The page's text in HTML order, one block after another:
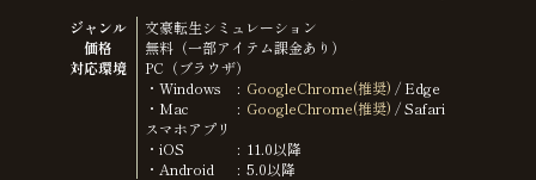
ジャンル
文豪転生シミュレーション
価格
無料（一部アイテム課金あり）
対応環境
PC（ブラウザ）
・Windows
GoogleChrome(推奨) / Edge
・Mac
GoogleChrome(推奨) / Safari
スマホアプリ
・iOS
11.0以降
・Android
5.0以降